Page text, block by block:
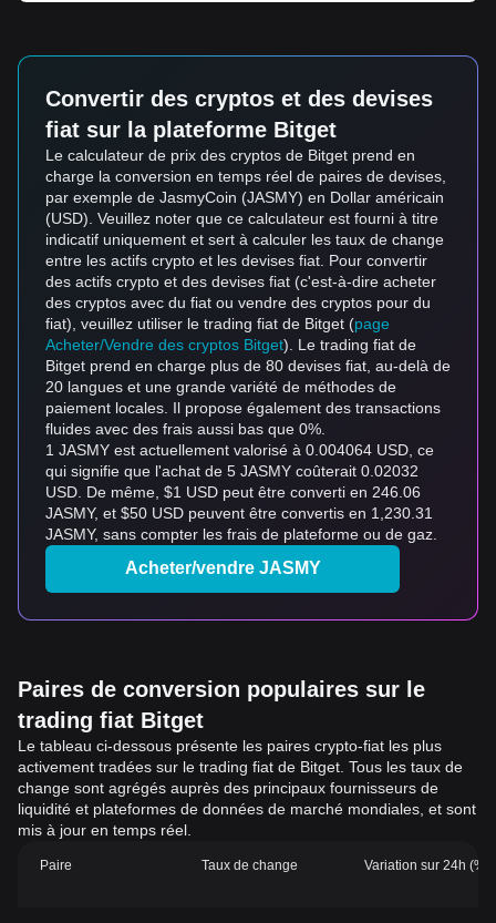
Convertir des cryptos et des devises
fiat sur la plateforme Bitget
Le calculateur de prix des cryptos de Bitget prend en
charge la conversion en temps réel de paires de devises,
par exemple de JasmyCoin (JASMY) en Dollar américain
(USD). Veuillez noter que ce calculateur est fourni à titre
indicatif uniquement et sert à calculer les taux de change
entre les actifs crypto et les devises fiat. Pour convertir
des actifs crypto et des devises fiat (c'est-à-dire acheter
des cryptos avec du fiat ou vendre des cryptos pour du
fiat), veuillez utiliser le trading fiat de Bitget (page
Acheter/Vendre des cryptos Bitget). Le trading fiat de
Bitget prend en charge plus de 80 devises fiat, au-delà de
20 langues et une grande variété de méthodes de
paiement locales. Il propose également des transactions
fluides avec des frais aussi bas que 0%.
1 JASMY est actuellement valorisé à 0.004064 USD, ce
qui signifie que l'achat de 5 JASMY coûterait 0.02032
USD. De même, $1 USD peut être converti en 246.06
JASMY, et $50 USD peuvent être convertis en 1,230.31
JASMY, sans compter les frais de plateforme ou de gaz.
Acheter/vendre JASMY
Paires de conversion populaires sur le
trading fiat Bitget
Le tableau ci-dessous présente les paires crypto-fiat les plus
activement tradées sur le trading fiat de Bitget. Tous les taux de
change sont agrégés auprès des principaux fournisseurs de
liquidité et plateformes de données de marché mondiales, et sont
mis à jour en temps réel.
Paire Taux de change Variation sur 24h (%)